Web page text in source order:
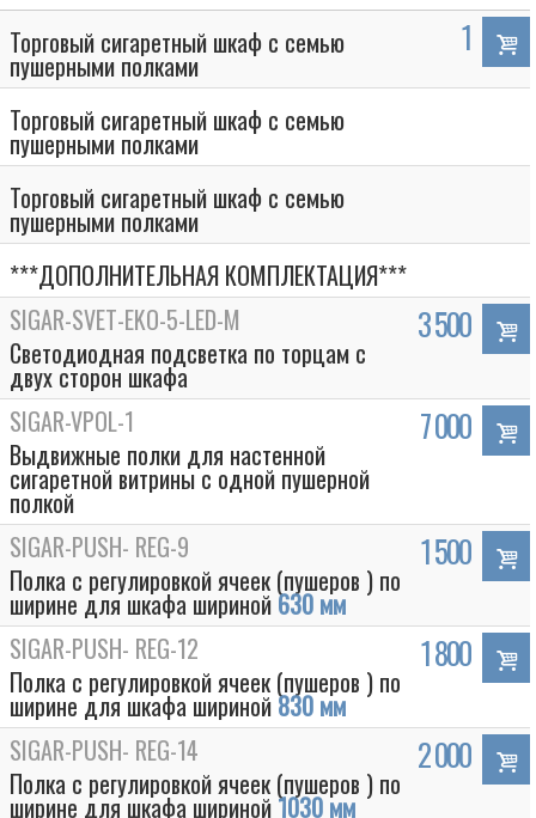
Торговый сигаретный шкаф с семью
пушерными полками
1
Торговый сигаретный шкаф с семью
пушерными полками
Торговый сигаретный шкаф с семью
пушерными полками
***ДОПОЛНИТЕЛЬНАЯ КОМПЛЕКТАЦИЯ***
SIGAR-SVET-EKO-5-LED-M
Светодиодная подсветка по торцам с
двух сторон шкафа
3 500
SIGAR-VPOL-1
Выдвижные полки для настенной
сигаретной витрины с одной пушерной
полкой
7 000
SIGAR-PUSH- REG-9
Полка с регулировкой ячеек (пушеров ) по
ширине для шкафа шириной630 мм
1 500
SIGAR-PUSH- REG-12
Полка с регулировкой ячеек (пушеров ) по
ширине для шкафа шириной830 мм
1 800
SIGAR-PUSH- REG-14
Полка с регулировкой ячеек (пушеров ) по
ширине для шкафа шириной1030 мм
2 000